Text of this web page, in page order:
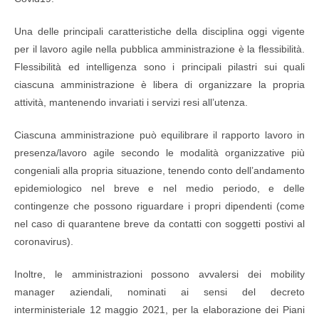
Una delle principali caratteristiche della disciplina oggi vigente
per il lavoro agile nella pubblica amministrazione è la flessibilità.
Flessibilità ed intelligenza sono i principali pilastri sui quali
ciascuna amministrazione è libera di organizzare la propria
attività, mantenendo invariati i servizi resi all’utenza.
Ciascuna amministrazione può equilibrare il rapporto lavoro in
presenza/lavoro agile secondo le modalità organizzative più
congeniali alla propria situazione, tenendo conto dell’andamento
epidemiologico nel breve e nel medio periodo, e delle
contingenze che possono riguardare i propri dipendenti (come
nel caso di quarantene breve da contatti con soggetti postivi al
coronavirus).
Inoltre, le amministrazioni possono avvalersi dei mobility
manager aziendali, nominati ai sensi del decreto
interministeriale 12 maggio 2021, per la elaborazione dei Piani